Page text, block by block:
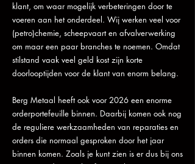
klant, om waar mogelijk verbeteringen door te
voeren aan het onderdeel. Wij werken veel voor
(petro)chemie, scheepvaart en afvalverwerking
om maar een paar branches te noemen. Omdat
stilstand vaak veel geld kost zijn korte
doorlooptijden voor de klant van enorm belang.
Berg Metaal heeft ook voor 2026 een enorme
orderportefeuille binnen. Daarbij komen ook nog
de reguliere werkzaamheden van reparaties en
orders die normaal gesproken door het jaar
binnen komen. Zoals je kunt zien is er dus bij ons